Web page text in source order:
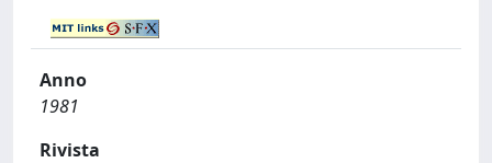
Anno
1981
Rivista